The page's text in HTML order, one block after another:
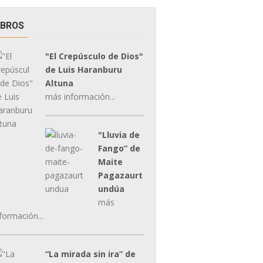
"El Crepúsculo de Dios"
de Luis Haranburu
Altuna
más información...
"Lluvia de
Fango” de
Maite
Pagazaurt
undúa
más
“La mirada sin ira” de